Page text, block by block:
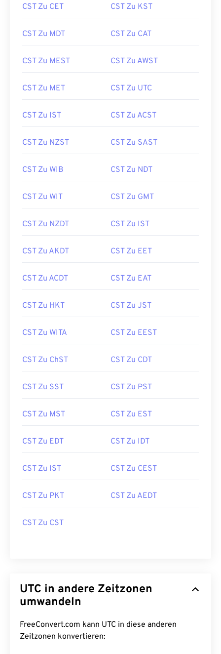
CST Zu CET CST Zu KST
CST Zu MDT CST Zu CAT
CST Zu MEST CST Zu AWST
CST Zu MET CST Zu UTC
CST Zu IST CST Zu ACST
CST Zu NZST CST Zu SAST
CST Zu WIB CST Zu NDT
CST Zu WIT CST Zu GMT
CST Zu NZDT CST Zu IST
CST Zu AKDT CST Zu EET
CST Zu ACDT CST Zu EAT
CST Zu HKT CST Zu JST
CST Zu WITA CST Zu EEST
CST Zu ChST CST Zu CDT
CST Zu SST CST Zu PST
CST Zu MST CST Zu EST
CST Zu EDT CST Zu IDT
CST Zu IST CST Zu CEST
CST Zu PKT CST Zu AEDT
CST Zu CST
UTC in andere Zeitzonen
umwandeln
FreeConvert.com kann UTC in diese anderen
Zeitzonen konvertieren: